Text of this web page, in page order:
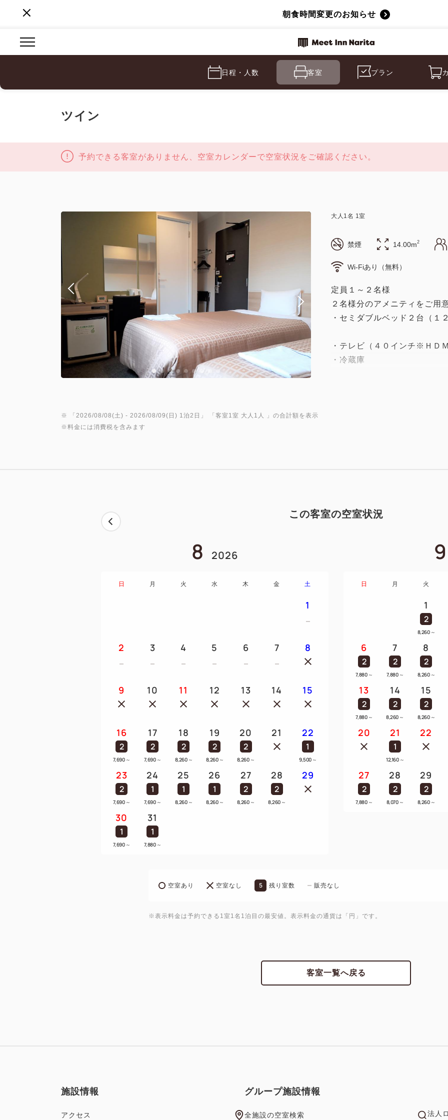
朝食時間変更のお知らせ
日程・人数 客室 プラン
ツイン
予約できる客室がありません、空室カレンダーで空室状況をご確認ください。
大人 1名 1室
禁煙 14.00m2
Wi-Fiあり（無料）
定員１～２名様
２名様分のアメニティをご用
・セミダブルベッド２台（１
・テレビ（４０インチ※ＨＤ
・冷蔵庫
※ 「 2026/08/08(土) - 2026/08/09(日) 1泊2日 」 「 客室1室 大人1人
」の合計額を表示
※料金には消費税を含みます
この客室の空室状況
8 2026
日 月 火 水 木 金 土
1
2 3 4 5 6 7 8
9 10 11 12 13 14 15
16
2
7,690 ～
17
2
7,690 ～
18
2
8,260 ～
19
2
8,260 ～
20
2
8,260 ～
21 22
1
9,500 ～
23
2
7,690 ～
24
1
7,690 ～
25
1
8,260 ～
26
1
8,260 ～
27
2
8,260 ～
28
2
8,260 ～
29
30
1
7,690 ～
31
1
7,880 ～
9
日 月 火
1
2
8,260 ～
6
2
7,880 ～
7
2
7,880 ～
8
2
8,260 ～
13
2
7,880 ～
14
2
8,260 ～
15
2
8,260 ～
20 21
1
12,160 ～
22
27
2
7,880 ～
28
2
8,070 ～
29
2
8,260 ～
空室あり 空室なし 5 残り室数 販売なし
※表示料金は予約できる1室1名1泊目の最安値。表示料金の通貨は「円」です。
客室一覧へ戻る
施設情報
アクセス
グループ施設情報
全施設の空室検索 法人